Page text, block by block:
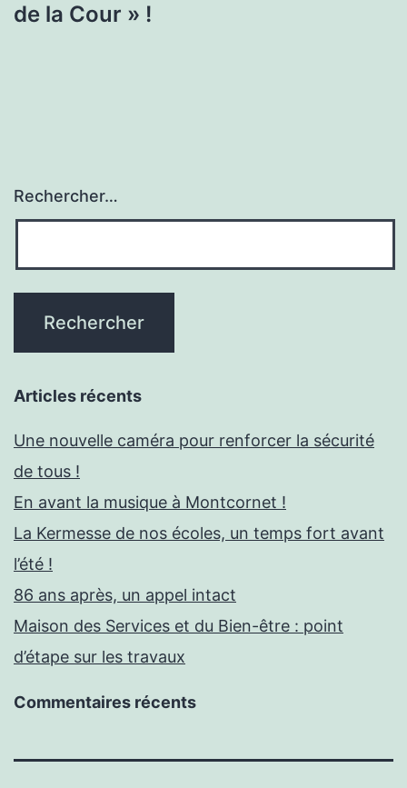
de la Cour » !
Rechercher…
Articles récents
Une nouvelle caméra pour renforcer la sécurité
de tous !
En avant la musique à Montcornet !
La Kermesse de nos écoles, un temps fort avant
l’été !
86 ans après, un appel intact
Maison des Services et du Bien-être : point
d’étape sur les travaux
Commentaires récents